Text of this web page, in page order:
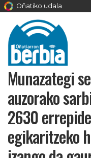
Oñatiko udala
Munazategi
auzorako
2630
egikaritzeko